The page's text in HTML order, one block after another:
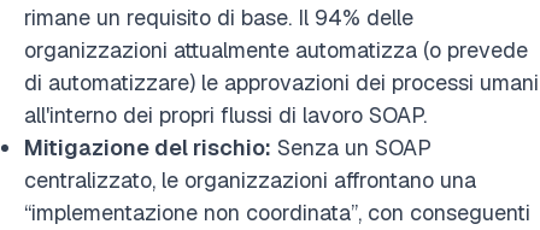
rimane un requisito di base. Il 94% delle
organizzazioni attualmente automatizza (o prevede
di automatizzare) le approvazioni dei processi umani
all'interno dei propri flussi di lavoro SOAP.
Mitigazione del rischio: Senza un SOAP
centralizzato, le organizzazioni affrontano una
“implementazione non coordinata”, con conseguenti